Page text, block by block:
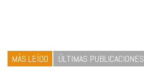
MÁS LEÍDO ÚLTIMAS PUBLICACIONES